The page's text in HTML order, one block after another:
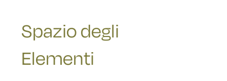
Spazio degli
Elementi